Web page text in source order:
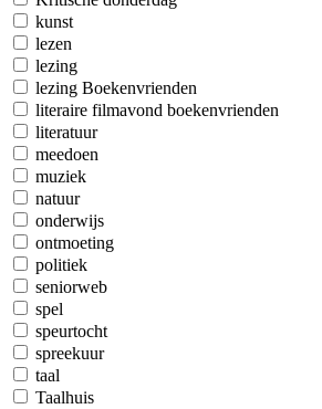
kunst
lezen
lezing
lezing Boekenvrienden
literaire filmavond boekenvrienden
literatuur
meedoen
muziek
natuur
onderwijs
ontmoeting
politiek
seniorweb
spel
speurtocht
spreekuur
taal
Taalhuis